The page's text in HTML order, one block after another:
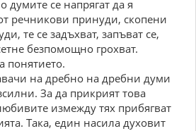
думите се напрягат да я
речникови принуди, скопени
те се задъхват, запъват се,
безпомощно грохват.
понятието.
на дребно на дребни думи
За да прикрият това
измежду тях прибягват
Така, един насила духовит